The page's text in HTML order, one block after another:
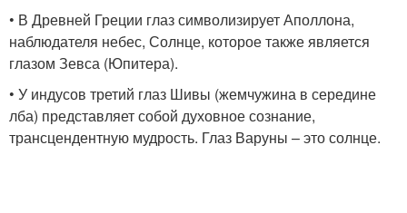
• В Древней Греции глаз символизирует Аполлона,
наблюдателя небес, Солнце, которое также является
глазом Зевса (Юпитера).
• У индусов третий глаз Шивы (жемчужина в середине
лба) представляет собой духовное сознание,
трансцендентную мудрость. Глаз Варуны – это солнце.